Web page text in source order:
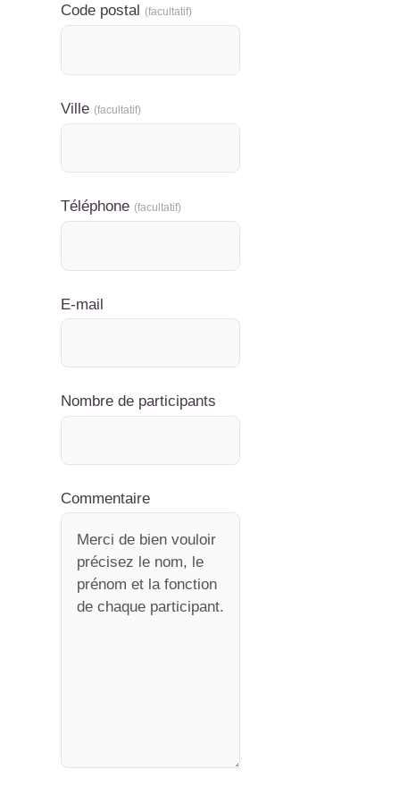
Code postal (facultatif)
Ville (facultatif)
Téléphone (facultatif)
E-mail
Nombre de participants
Commentaire